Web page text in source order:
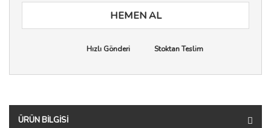
HEMEN AL
Hızlı Gönderi Stoktan Teslim
ÜRÜN BILGISI